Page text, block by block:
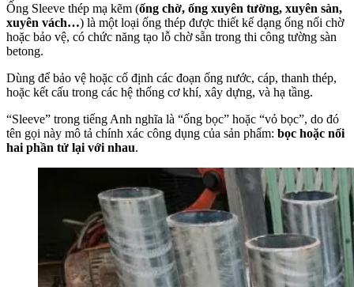
Ống Sleeve thép mạ kẽm (ống chờ, ống xuyên tường, xuyên sàn,
xuyên vách…) là một loại ống thép được thiết kế dạng ống nối chờ
hoặc bảo vệ, có chức năng tạo lỗ chờ sẵn trong thi công tường sàn
betong.
Dùng để bảo vệ hoặc cố định các đoạn ống nước, cáp, thanh thép,
hoặc kết cấu trong các hệ thống cơ khí, xây dựng, và hạ tầng.
“Sleeve” trong tiếng Anh nghĩa là “ống bọc” hoặc “vỏ bọc”, do đó
tên gọi này mô tả chính xác công dụng của sản phẩm: bọc hoặc nối
hai phần tử lại với nhau.